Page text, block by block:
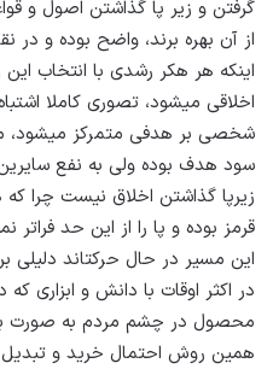
گرفتن و زیر پا گذاشتن اصول و
از آن بهره برند، واضح بوده و در
اینکه هر هکر رشدی با انتخاب این
اخلاقی می­شود، تصوری کاملا
شخصی بر هدفی متمرکز می­شود،
سود هدف بوده ولی به نفع
زیرپا گذاشتن اخلاق نیست چرا
قرمز بوده و پا را از این حد فراتر
این مسیر در حال حرکت­اند دلیلی
در اکثر اوقات با دانش و ابزاری
محصول در چشم مردم به صورت
همین روش احتمال خرید و